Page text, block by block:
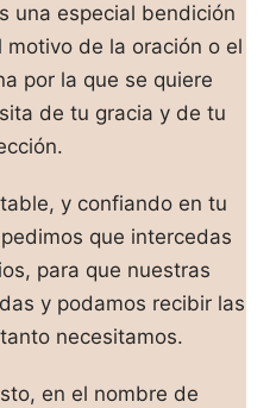
una especial bendición
motivo de la oración o el
por la que se quiere
de tu gracia y de tu
y confiando en tu
que intercedas
para que nuestras
y podamos recibir las
necesitamos.
en el nombre de